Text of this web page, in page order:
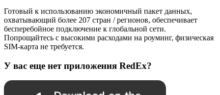
Готовый к использованию экономичный пакет данных,
охватывающий более 207 стран / регионов, обеспечивает
бесперебойное подключение к глобальной сети.
Попрощайтесь с высокими расходами на роуминг, физическая
SIM-карта не требуется.
У вас еще нет приложения RedEx?